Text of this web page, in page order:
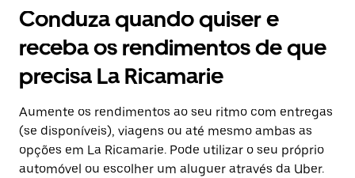
Conduza quando quiser e
receba os rendimentos de que
precisa La Ricamarie
Aumente os rendimentos ao seu ritmo com entregas
(se disponíveis), viagens ou até mesmo ambas as
opções em La Ricamarie. Pode utilizar o seu próprio
automóvel ou escolher um aluguer através da Uber.